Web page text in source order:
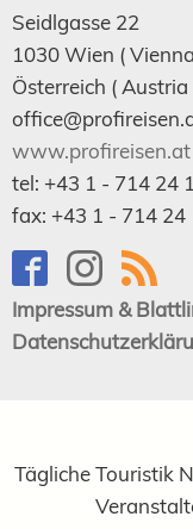
Seidlgasse 22
1030Wien (
Österreich ( Austria
www.profireisen.at
tel: +43 1 - 714 24
fax: +43 1 - 714 24
Impressum &
Tägliche Touristik